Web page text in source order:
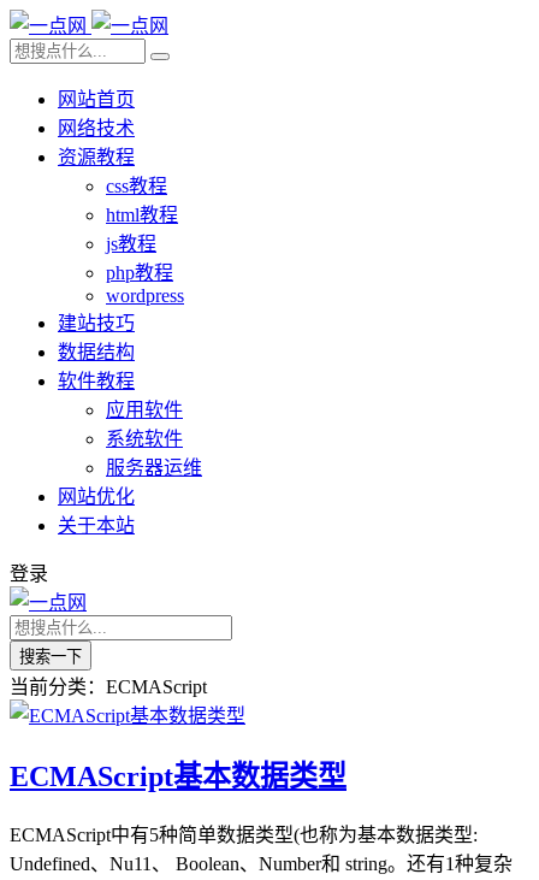
网站首页
网络技术
资源教程
css教程
html教程
js教程
php教程
wordpress
建站技巧
数据结构
软件教程
应用软件
系统软件
服务器运维
网站优化
关于本站
登录
搜索一下
当前分类：ECMAScript
ECMAScript基本数据类型
ECMAScript中有5种简单数据类型(也称为基本数据类型:
Undefined、Nu11、 Boolean、Number和 string。还有1种复杂